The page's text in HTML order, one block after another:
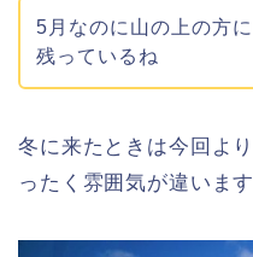
5月なのに山の上の方
残っているね
冬に来たときは今回よ
ったく雰囲気が違います